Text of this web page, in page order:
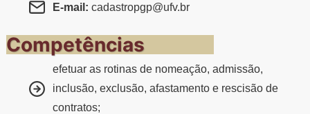
E-mail: cadastropgp@ufv.br
Competências
efetuar as rotinas de nomeação, admissão,
inclusão, exclusão, afastamento e rescisão de
contratos;